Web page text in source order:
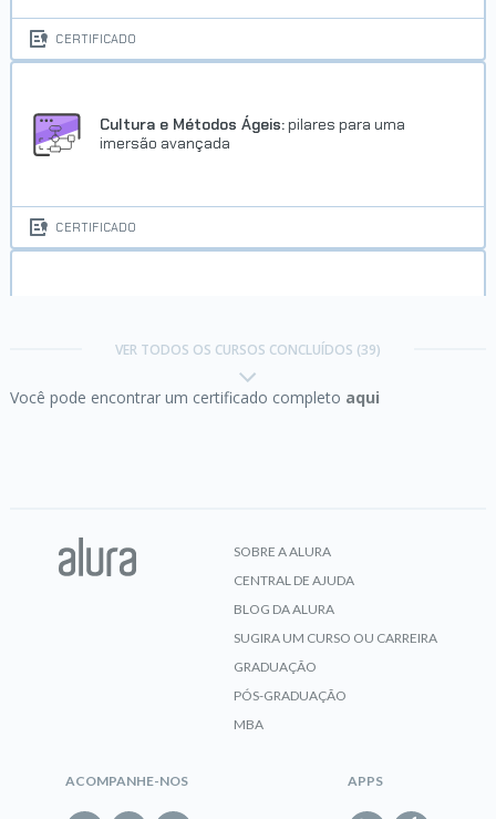
CERTIFICADO
Cultura e Métodos Ágeis: pilares para uma
imersão avançada
CERTIFICADO
testando hipóteses
VER TODOS OS CURSOS CONCLUÍDOS (39)
Você pode encontrar um certificado completo aqui
SOBRE A ALURA
CENTRAL DE AJUDA
BLOG DA ALURA
SUGIRA UM CURSO OU CARREIRA
GRADUAÇÃO
PÓS-GRADUAÇÃO
MBA
ACOMPANHE-NOS APPS